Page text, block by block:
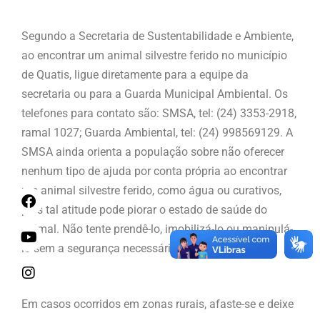
Segundo a Secretaria de Sustentabilidade e Ambiente,
ao encontrar um animal silvestre ferido no município
de Quatis, ligue diretamente para a equipe da
secretaria ou para a Guarda Municipal Ambiental. Os
telefones para contato são: SMSA, tel: (24) 3353-2918,
ramal 1027; Guarda Ambiental, tel: (24) 998569129. A
SMSA ainda orienta a população sobre não oferecer
nenhum tipo de ajuda por conta própria ao encontrar
um animal silvestre ferido, como água ou curativos,
pois tal atitude pode piorar o estado de saúde do
animal. Não tente prendê-lo, imobilizá-lo ou manipulá-
lo sem a segurança necessária.
Em casos ocorridos em zonas rurais, afaste-se e deixe